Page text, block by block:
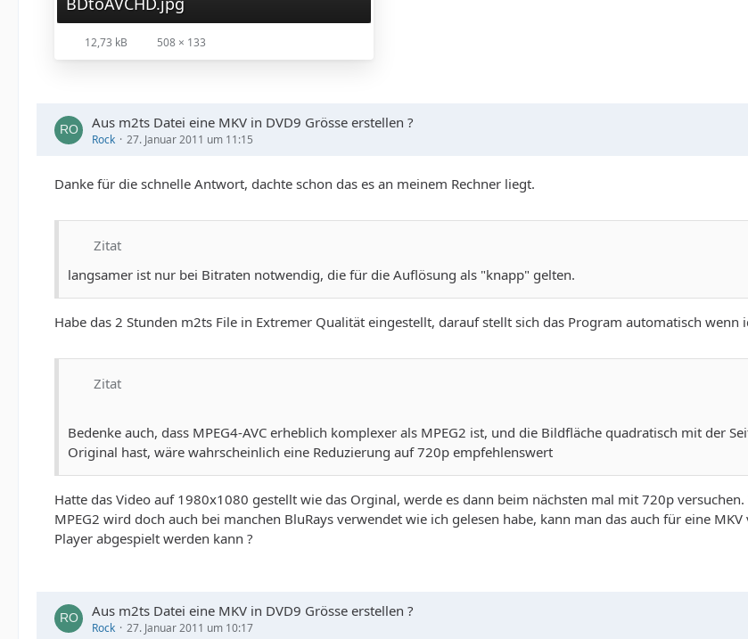
12,73 kB 508 × 133
Aus m2ts Datei eine MKV in DVD9 Grösse erstellen ?
Rock 27. Januar 2011 um 11:15
Danke für die schnelle Antwort, dachte schon das es an meinem Rechner liegt.
Zitat
langsamer ist nur bei Bitraten notwendig, die für die Auflösung als "knapp" gelten.
Habe das 2 Stunden m2ts File in Extremer Qualität eingestellt, darauf stellt sich das Program automatisch wenn
Zitat
Bedenke auch, dass MPEG4-AVC erheblich komplexer als MPEG2 ist, und die Bildfläche quadratisch mit der
Original hast, wäre wahrscheinlich eine Reduzierung auf 720p empfehlenswert
Hatte das Video auf 1980x1080 gestellt wie das Orginal, werde es dann beim nächsten mal mit 720p
MPEG2 wird doch auch bei manchen BluRays verwendet wie ich gelesen habe, kann man das auch für eine
Player abgespielt werden kann ?
Aus m2ts Datei eine MKV in DVD9 Grösse erstellen ?
Rock 27. Januar 2011 um 10:17